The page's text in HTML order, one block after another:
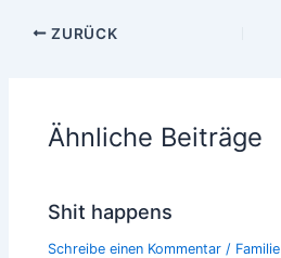
ZURÜCK
Ähnliche Beiträge
Shit happens
Schreibe einen Kommentar / Familie